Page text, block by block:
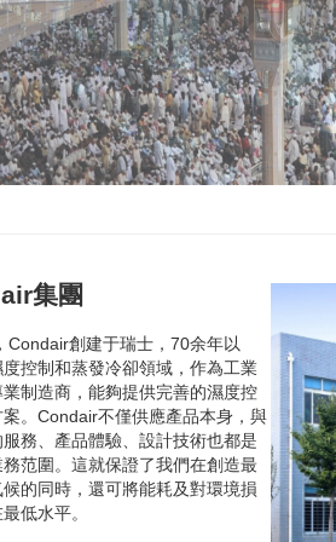
集團
Condair創建于瑞士，70余年以
控制和蒸發冷卻領域，作為工業
制造商，能夠提供完善的濕度控
。Condair不僅供應產品本身，與
務、產品體驗、設計技術也都是
范圍。這就保證了我們在創造最
的同時，還可將能耗及對環境損
低水平。